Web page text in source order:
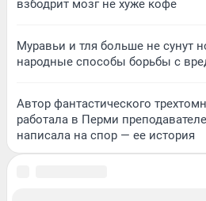
взбодрит мозг не хуже кофе
Муравьи и тля больше не сунут
народные способы борьбы с
Автор фантастического
работала в Перми
написала на спор — ее история